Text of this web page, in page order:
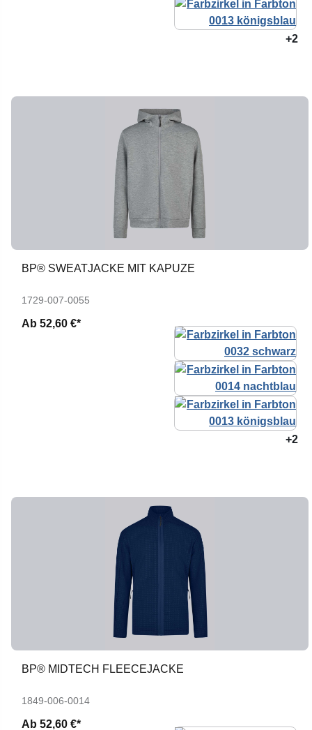
+2
BP® SWEATJACKE MIT KAPUZE
1729-007-0055
Ab 52,60 €*
+2
BP® MIDTECH FLEECEJACKE
1849-006-0014
Ab 52,60 €*